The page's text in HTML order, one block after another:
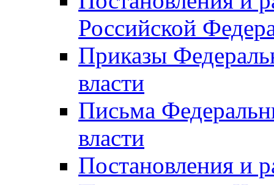
Российской
Приказы
власти
Письма
власти
Постановления и